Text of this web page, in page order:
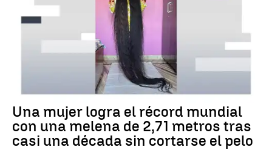
Una mujer logra el récord mundial
con una melena de 2,71 metros tras
casi una década sin cortarse el pelo